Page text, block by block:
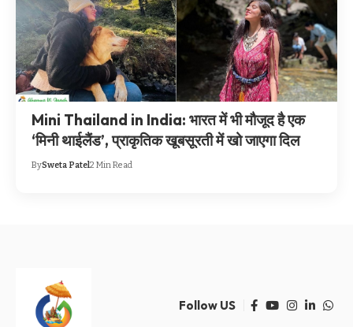
Mini Thailand in India: भारत में भी मौजूद है एक
‘मिनी थाईलैंड’, प्राकृतिक खूबसूरती में खो जाएगा दिल
BySweta Patel2 Min Read
Follow US